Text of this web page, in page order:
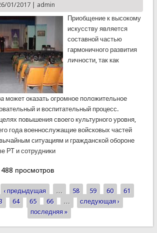
01/2017 | admin
Приобщение к высокому
искусству является
составной частью
гармоничного развития
личности, так как
может оказать огромное положительное
и воспитательный процесс.
повышения своего культурного уровня,
года военнослужащие войсковых частей
ситуациям и гражданской обороне
РТ и сотрудники
Солдаты КЧС посетили театр
просмотров
‹ предыдущая … 58 59 60
61
64 65 66 …
следующая ›
последняя »